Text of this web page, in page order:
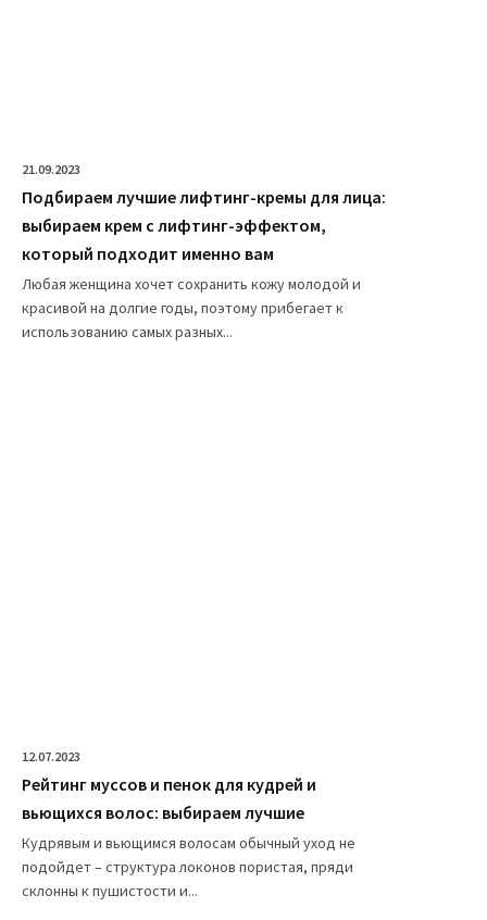
21.09.2023
Подбираем лучшие лифтинг-кремы для лица:
выбираем крем с лифтинг-эффектом,
который подходит именно вам
Любая женщина хочет сохранить кожу молодой и
красивой на долгие годы, поэтому прибегает к
использованию самых разных...
12.07.2023
Рейтинг муссов и пенок для кудрей и
вьющихся волос: выбираем лучшие
Кудрявым и вьющимся волосам обычный уход не
подойдет – структура локонов пористая, пряди
склонны к пушистости и...